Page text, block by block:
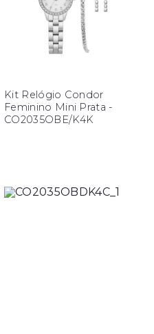
Kit Relógio Condor
Feminino Mini Prata -
CO2035OBE/K4K